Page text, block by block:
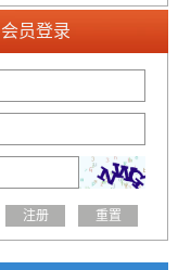
会员登录